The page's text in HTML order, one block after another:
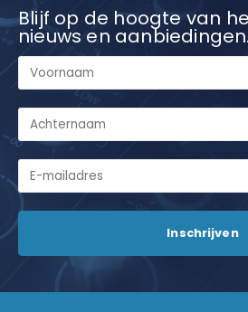
Blijf op de hoogte van
nieuws en aanbiedingen.